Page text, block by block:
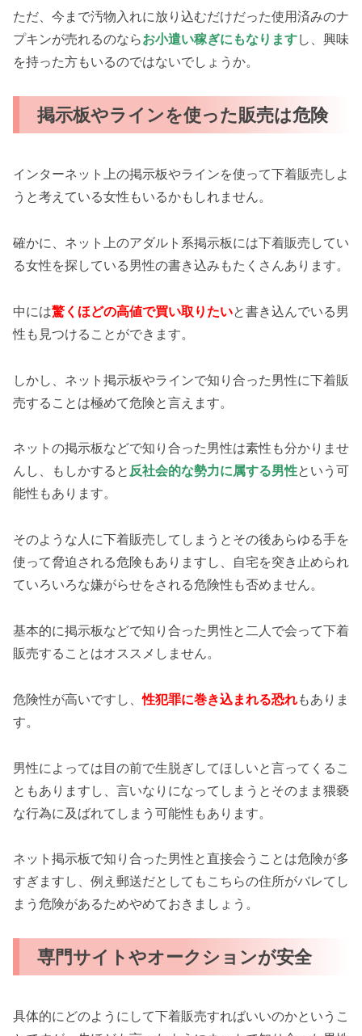
ただ、今まで汚物入れに放り込むだけだった使用済みのナ
プキンが売れるのならお小遣い稼ぎにもなりますし、興味
を持った方もいるのではないでしょうか。
掲示板やラインを使った販売は危険
インターネット上の掲示板やラインを使って下着販売しよ
うと考えている女性もいるかもしれません。
確かに、ネット上のアダルト系掲示板には下着販売してい
る女性を探している男性の書き込みもたくさんあります。
中には驚くほどの高値で買い取りたいと書き込んでいる男
性も見つけることができます。
しかし、ネット掲示板やラインで知り合った男性に下着販
売することは極めて危険と言えます。
ネットの掲示板などで知り合った男性は素性も分かりませ
んし、もしかすると 反社会的な勢力に属する男性という可
能性もあります。
そのような人に下着販売してしまうとその後あらゆる手を
使って脅迫される危険もありますし、自宅を突き止められ
ていろいろな嫌がらせをされる危険性も否めません。
基本的に掲示板などで知り合った男性と二人で会って下着
販売することはオススメしません。
危険性が高いですし、性犯罪に巻き込まれる恐れもありま
す。
男性によっては目の前で生脱ぎしてほしいと言ってくるこ
ともありますし、言いなりになってしまうとそのまま猥褻
な行為に及ばれてしまう可能性もあります。
ネット掲示板で知り合った男性と直接会うことは危険が多
すぎますし、例え郵送だとしてもこちらの住所がバレてし
まう危険があるためやめておきましょう。
専門サイトやオークションが安全
具体的にどのようにして下着販売すればいいのかというこ